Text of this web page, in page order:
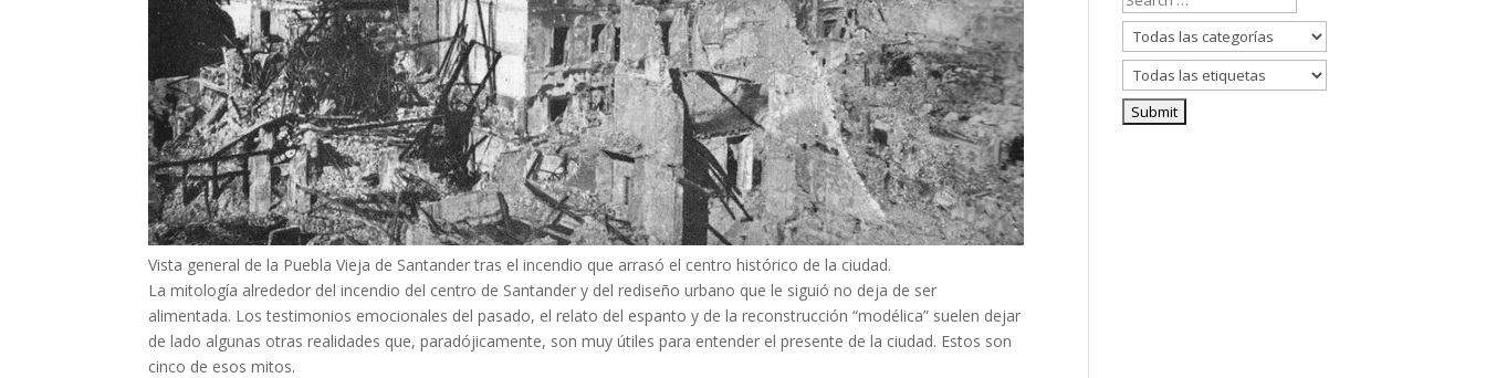
Vista general de la Puebla Vieja de Santander tras el incendio que arrasó el centro histórico de la ciudad.
La mitología alrededor del incendio del centro de Santander y del rediseño urbano que le siguió no deja de ser
alimentada. Los testimonios emocionales del pasado, el relato del espanto y de la reconstrucción “modélica” suelen dejar
de lado algunas otras realidades que, paradójicamente, son muy útiles para entender el presente de la ciudad. Estos son
cinco de esos mitos.